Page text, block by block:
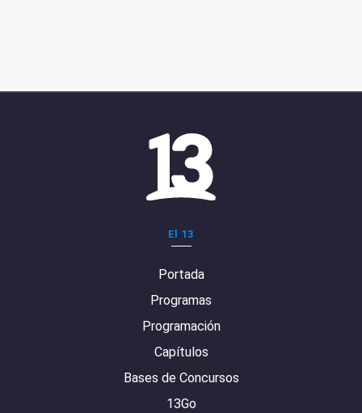
El 13
Portada
Programas
Programación
Capítulos
Bases de Concursos
13Go